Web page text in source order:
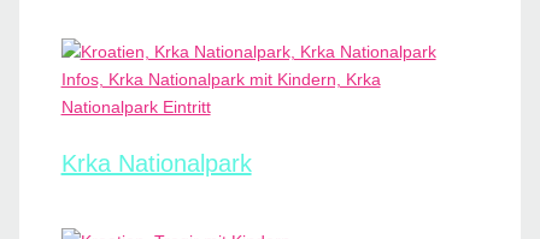
Krka Nationalpark